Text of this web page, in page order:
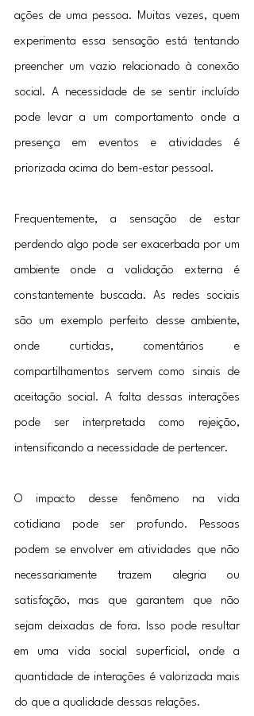
ações de uma pessoa. Muitas vezes, quem
experimenta essa sensação está tentando
preencher um vazio relacionado à conexão
social. A necessidade de se sentir incluído
pode levar a um comportamento onde a
presença em eventos e atividades é
priorizada acima do bem-estar pessoal.
Frequentemente, a sensação de estar
perdendo algo pode ser exacerbada por um
ambiente onde a validação externa é
constantemente buscada. As redes sociais
são um exemplo perfeito desse ambiente,
onde curtidas, comentários e
compartilhamentos servem como sinais de
aceitação social. A falta dessas interações
pode ser interpretada como rejeição,
intensificando a necessidade de pertencer.
O impacto desse fenômeno na vida
cotidiana pode ser profundo. Pessoas
podem se envolver em atividades que não
necessariamente trazem alegria ou
satisfação, mas que garantem que não
sejam deixadas de fora. Isso pode resultar
em uma vida social superficial, onde a
quantidade de interações é valorizada mais
do que a qualidade dessas relações.